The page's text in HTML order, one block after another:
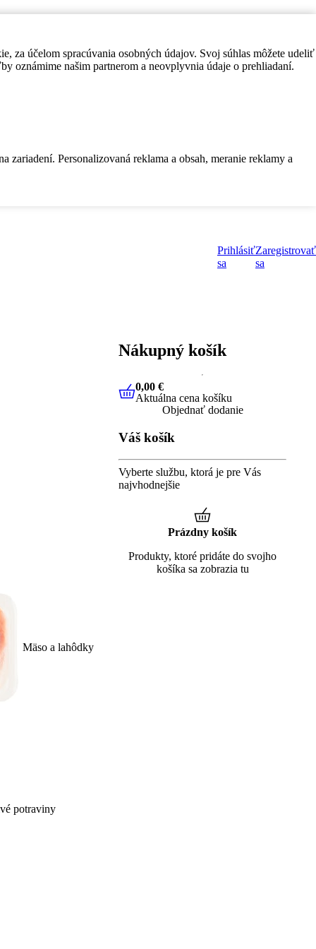
za účelom spracúvania osobných údajov. Svoj súhlas môžete udeliť
oznámime našim partnerom a neovplyvnia údaje o prehliadaní.
Personalizovaná reklama a obsah, meranie reklamy a
Prihlásiť
sa
Zaregistrovať
sa
Mäso a lahôdky
potraviny
Nákupný košík
0,00 €Aktuálna cena košíku
0,00 €
Aktuálna cena košíku
Objednať dodanie
Váš košík
Vyberte službu, ktorá je pre Vás
najvhodnejšie
Prázdny košík
Produkty, ktoré pridáte do svojho
košíka sa zobrazia tu